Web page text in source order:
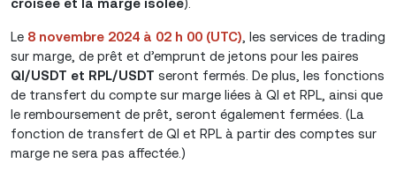
croisée et la marge isolée).
Le 8 novembre 2024 à 02 h 00 (UTC) , les services de trading
sur marge, de prêt et d’emprunt de jetons pour les paires
QI/USDT et RPL/USDT seront fermés. De plus, les fonctions
de transfert du compte sur marge liées à QI et RPL, ainsi que
le remboursement de prêt, seront également fermées. (La
fonction de transfert de QI et RPL à partir des comptes sur
marge ne sera pas affectée.)